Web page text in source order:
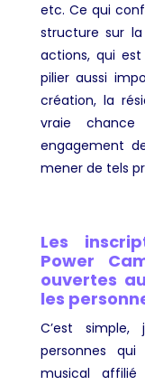
etc. Ce qui
structure sur
actions, qui
pilier aussi
création, la
vraie
engagement
mener de tels
Les
Power
ouvertes
les
C’est
personnes
musical